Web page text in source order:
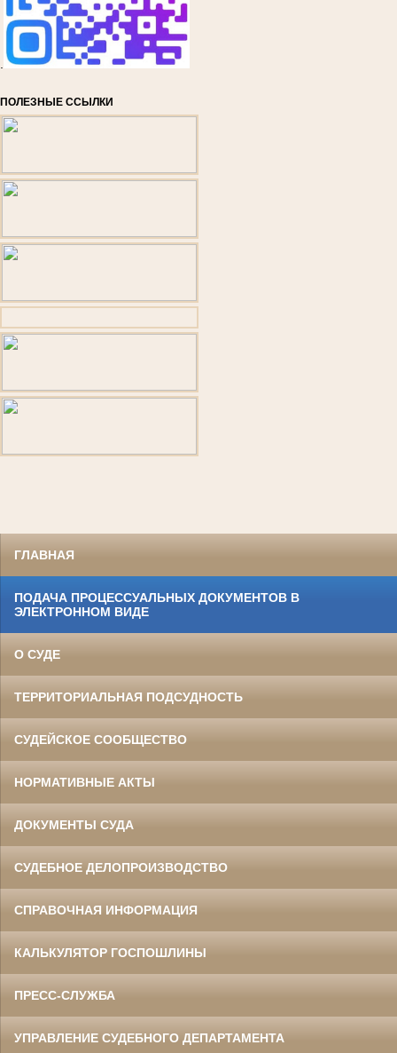
ПОЛЕЗНЫЕ ССЫЛКИ
ГЛАВНАЯ
ПОДАЧА ПРОЦЕССУАЛЬНЫХ ДОКУМЕНТОВ В
ЭЛЕКТРОННОМ ВИДЕ
О СУДЕ
ТЕРРИТОРИАЛЬНАЯ ПОДСУДНОСТЬ
СУДЕЙСКОЕ СООБЩЕСТВО
НОРМАТИВНЫЕ АКТЫ
ДОКУМЕНТЫ СУДА
СУДЕБНОЕ ДЕЛОПРОИЗВОДСТВО
СПРАВОЧНАЯ ИНФОРМАЦИЯ
КАЛЬКУЛЯТОР ГОСПОШЛИНЫ
ПРЕСС-СЛУЖБА
УПРАВЛЕНИЕ СУДЕБНОГО ДЕПАРТАМЕНТА